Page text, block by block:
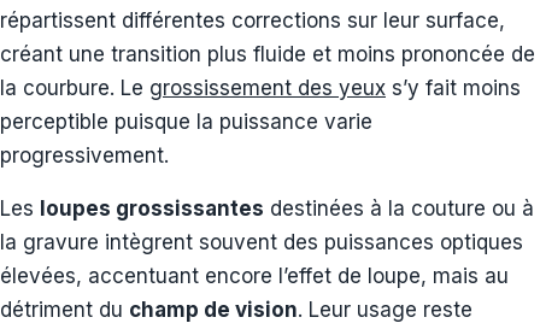
répartissent différentes corrections sur leur surface,
créant une transition plus fluide et moins prononcée de
la courbure. Le grossissement des yeux s’y fait moins
perceptible puisque la puissance varie
progressivement.
Les loupes grossissantes destinées à la couture ou à
la gravure intègrent souvent des puissances optiques
élevées, accentuant encore l’effet de loupe, mais au
détriment du champ de vision. Leur usage reste